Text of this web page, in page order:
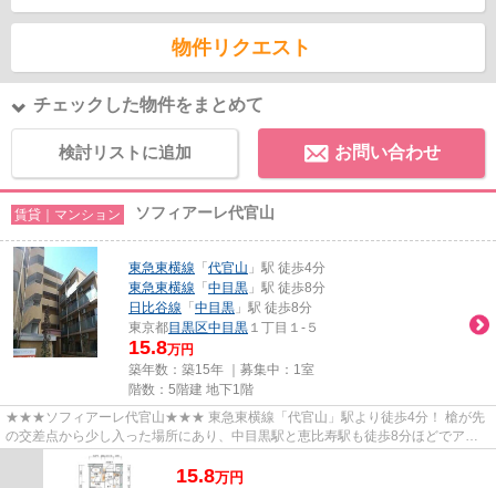
物件リクエスト
チェックした物件をまとめて
検討リストに追加 お問い合わせ
賃貸｜マンション ソフィアーレ代官山
東急東横線 「 代官山 」駅 徒歩4分
東急東横線 「 中目黒 」駅 徒歩8分
日比谷線 「 中目黒 」駅 徒歩8分
東京都目黒区中目黒 １丁目１-５
15.8万円
築年数：築15年 ｜募集中： 1室
階数：5階建 地下1階
★★★ソフィアーレ代官山★★★ 東急東横線「代官山」駅より徒歩4分！ 槍が先
の交差点から少し入った場所にあり、中目黒駅と恵比寿駅も徒歩8分ほどでアク
セスできる好立地です。 分譲マンシ...
15.8万円